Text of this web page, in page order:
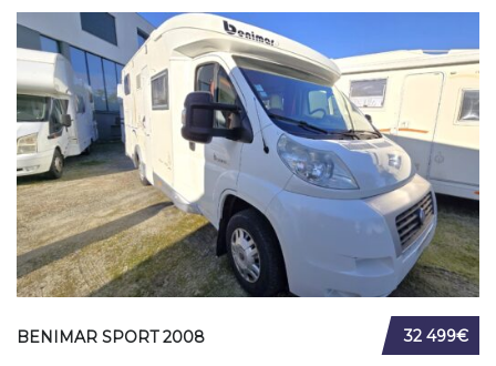
32 499€
BENIMAR SPORT 2008